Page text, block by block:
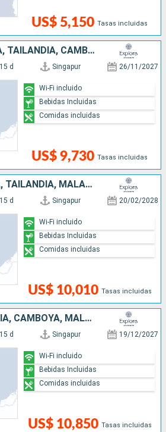
US$ 5,150 Tasas incluidas
SINGAPUR, MALASIA, TAILANDIA, CAMBOYA
15 d Singapur 26/11/2027
US$ 9,730 Tasas incluidas
Wi-Fi incluido
Bebidas Incluidas
Comidas incluidas
VIETNAM, CAMBOYA, TAILANDIA, MALASIA, SINGAPUR
15 d Singapur 20/02/2028
US$ 10,010 Tasas incluidas
Wi-Fi incluido
Bebidas Incluidas
Comidas incluidas
SINGAPUR, TAILANDIA, CAMBOYA, MALASIA
15 d Singapur 19/12/2027
US$ 10,850 Tasas incluidas
Wi-Fi incluido
Bebidas Incluidas
Comidas incluidas